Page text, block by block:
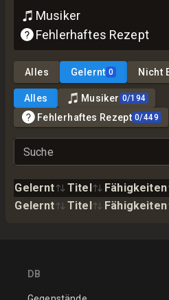
Musiker
Fehlerhaftes Rezept
Alles Gelernt 0 Nicht
Alles Musiker 0/194
Fehlerhaftes Rezept 0/449
Suche
Gelernt Titel Fähigkeiten
Gelernt
Titel Fähigkeiten
DB